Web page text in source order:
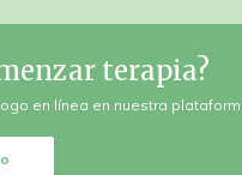
terapia?
en línea en nuestra